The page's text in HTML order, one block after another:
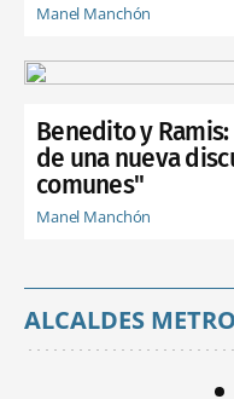
Manel Manchón
Benedito y
de una nueva
comunes"
Manel Manchón
ALCALDES